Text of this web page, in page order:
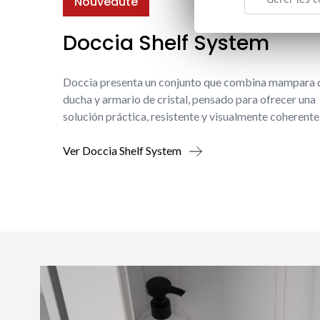
Doccia Shelf System
Doccia presenta un conjunto que combina mampara
ducha y armario de cristal, pensado para ofrecer una
solución práctica, resistente y visualmente
Ver Doccia Shelf System